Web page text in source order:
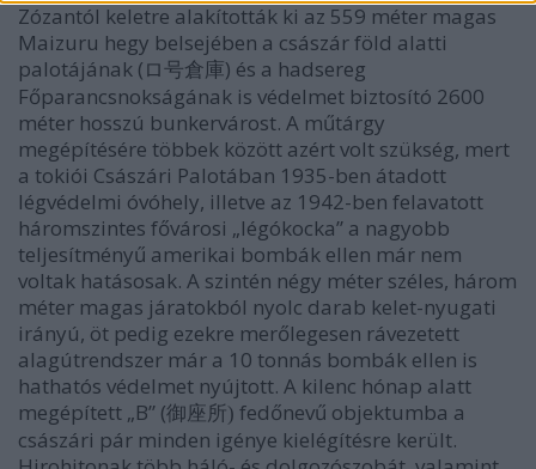
Zózantól keletre alakították ki az 559 méter magas
Maizuru hegy belsejében a császár föld alatti
palotájának ( ロ号倉庫) és a hadsereg
Főparancsnokságának is védelmet biztosító 2600
méter hosszú bunkervárost. A műtárgy
megépítésére többek között azért volt szükség, mert
a tokiói Császári Palotában 1935-ben átadott
légvédelmi óvóhely, illetve az 1942-ben felavatott
háromszintes fővárosi „légókocka” a nagyobb
teljesítményű amerikai bombák ellen már nem
voltak hatásosak. A szintén négy méter széles, három
méter magas járatokból nyolc darab kelet-nyugati
irányú, öt pedig ezekre merőlegesen rávezetett
alagútrendszer már a 10 tonnás bombák ellen is
hathatós védelmet nyújtott. A kilenc hónap alatt
megépített „B” (御座所) fedőnevű objektumba a
császári pár minden igénye kielégítésre került.